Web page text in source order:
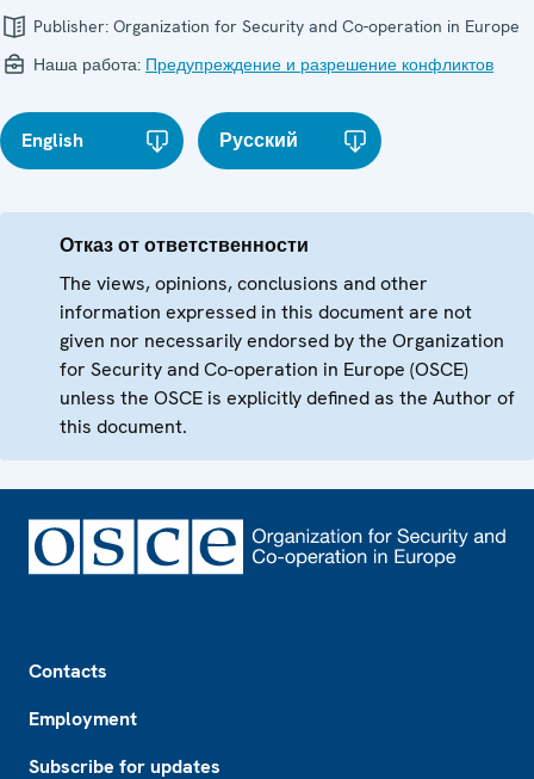
Publisher: Organization for Security and Co-operation in Europe
Наша работа: Предупреждение и разрешение конфликтов
English Русский
Отказ от ответственности
The views, opinions, conclusions and other
information expressed in this document are not
given nor necessarily endorsed by the Organization
for Security and Co-operation in Europe (OSCE)
unless the OSCE is explicitly defined as the Author of
this document.
Contacts
Employment
Subscribe for updates